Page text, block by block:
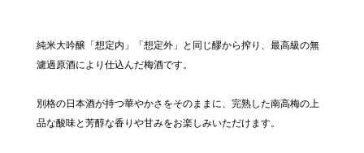
純米大吟醸「想定内」「想定外」と同じ醪から搾り、最高級の無
濾過原酒により仕込んだ梅酒です。
別格の日本酒が持つ華やかさをそのままに、完熟した南高梅の上
品な酸味と芳醇な香りや甘みをお楽しみいただけます。